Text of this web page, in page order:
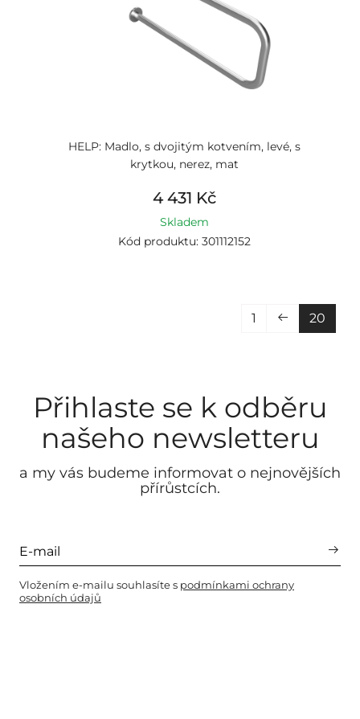
HELP: Madlo, s dvojitým kotvením, levé, s
krytkou, nerez, mat
4 431 Kč
Skladem
Kód produktu: 301112152
1 20
Přihlaste se k odběru
našeho newsletteru
a my vás budeme informovat o nejnovějších
přírůstcích.
Vložením e-mailu souhlasíte s podmínkami ochrany
osobních údajů